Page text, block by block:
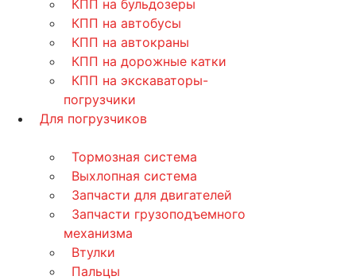
КПП на бульдозеры
КПП на автобусы
КПП на автокраны
КПП на дорожные катки
КПП на экскаваторы-
погрузчики
Для погрузчиков
Тормозная система
Выхлопная система
Запчасти для двигателей
Запчасти грузоподъемного
механизма
Втулки
Пальцы